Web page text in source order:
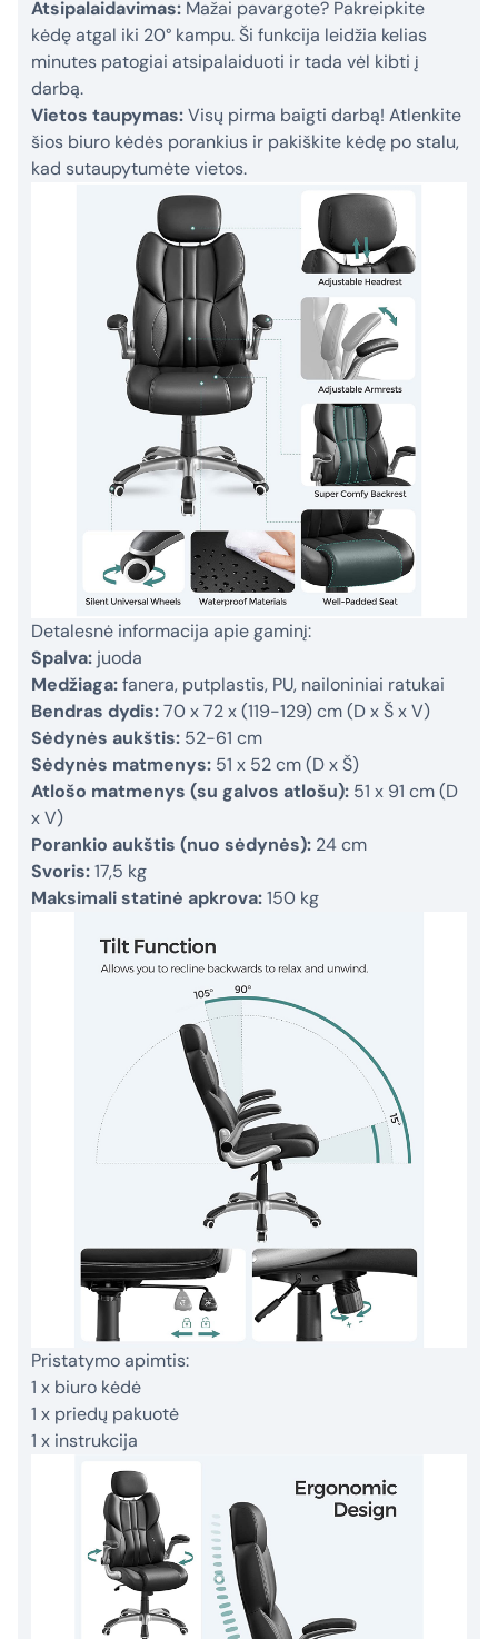
Atsipalaidavimas: Mažai pavargote? Pakreipkite
kėdę atgal iki 20° kampu. Ši funkcija leidžia kelias
minutes patogiai atsipalaiduoti ir tada vėl kibti į
darbą.
Vietos taupymas:Visų pirma baigti darbą! Atlenkite
šios biuro kėdės porankius ir pakiškite kėdę po stalu,
kad sutaupytumėte vietos.
Detalesnė informacija apie gaminį:
Spalva: juoda
Medžiaga:fanera, putplastis, PU, nailoniniai ratukai
Bendras dydis:70 x 72 x (119-129) cm (D x Š x V)
Sėdynės aukštis: 52-61 cm
Sėdynės matmenys: 51 x 52 cm (D x Š)
Atlošo matmenys (su galvos atlošu): 51 x 91 cm (D
x V)
Porankio aukštis (nuo sėdynės): 24 cm
Svoris:17,5 kg
Maksimali statinė apkrova:150 kg
Pristatymo apimtis:
1 x biuro kėdė
1 x priedų pakuotė
1 x instrukcija